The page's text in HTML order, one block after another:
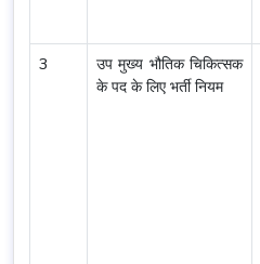
3
उप मुख्य भौतिक चिकित्सक
के पद के लिए भर्ती नियम